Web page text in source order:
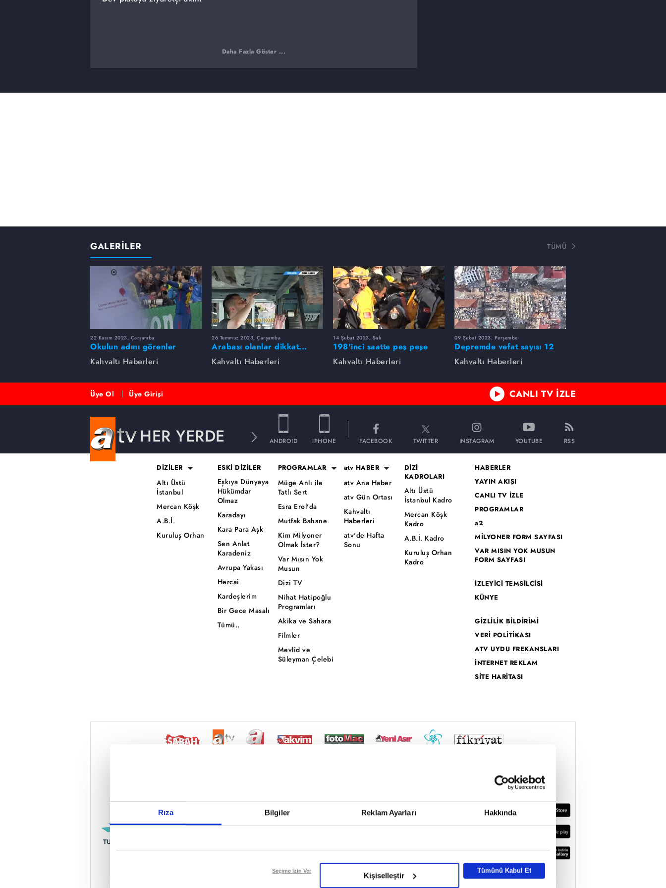
Rıza Bilgiler Reklam Ayarları Hakkında
Reddet
Seçime İzin Ver
Kişiselleştir
Tümünü Kabul Et
Daha Fazla Göster ...
GALERİLER TÜMÜ
22 Kasım 2023, Çarşamba
Okulun adını görenler
şaşkına döndü. Lionel Messi
İlkokulu
Kahvaltı Haberleri
26 Temmuz 2023, Çarşamba
Arabası olanlar dikkat...
Sakın bu hataya düşmeyin
Kahvaltı Haberleri
14 Şubat 2023, Salı
198'inci saatte peş peşe
mucizeler...
Kahvaltı Haberleri
09 Şubat 2023, Perşembe
Depremde vefat sayısı 12
bin 873...
Kahvaltı Haberleri
Üye Ol Üye Girişi CANLI TV İZLE
HER YERDE ANDROID iPHONE FACEBOOK TWITTER INSTAGRAM YOUTUBE RSS
DİZİLER
Altı Üstü
İstanbul
Mercan Köşk
A.B.İ.
Kuruluş Orhan
ESKİ DİZİLER
Eşkıya Dünyaya
Hükümdar
Olmaz
Karadayı
Kara Para Aşk
Sen Anlat
Karadeniz
Avrupa Yakası
Hercai
Kardeşlerim
Bir Gece Masalı
Tümü..
PROGRAMLAR
Müge Anlı ile
Tatlı Sert
Esra Erol'da
Mutfak Bahane
Kim Milyoner
Olmak İster?
Var Mısın Yok
Musun
Dizi TV
Nihat Hatipoğlu
Programları
Akika ve Sahara
Filmler
Mevlid ve
Süleyman Çelebi
atv HABER
atv Ana Haber
atv Gün Ortası
Kahvaltı
Haberleri
atv'de Hafta
Sonu
DİZİ
KADROLARI
Altı Üstü
İstanbul Kadro
Mercan Köşk
Kadro
A.B.İ. Kadro
Kuruluş Orhan
Kadro
HABERLER
YAYIN AKIŞI
CANLI TV İZLE
PROGRAMLAR
a2
MİLYONER FORM SAYFASI
VAR MISIN YOK MUSUN
FORM SAYFASI
İZLEYİCİ TEMSİLCİSİ
KÜNYE
GİZLİLİK BİLDİRİMİ
VERİ POLİTİKASI
ATV UYDU FREKANSLARI
İNTERNET REKLAM
SİTE HARİTASI